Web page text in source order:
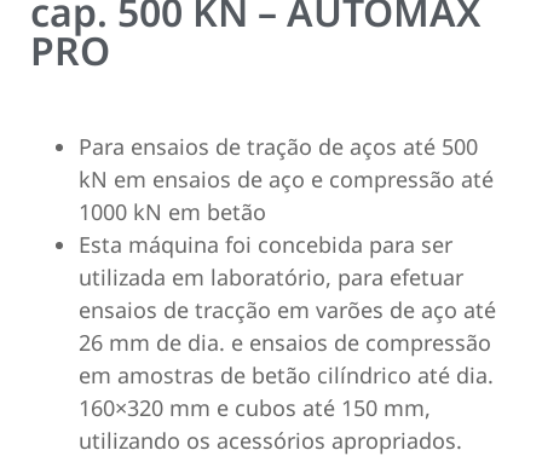
cap. 500 KN – AUTOMAX
PRO
Para ensaios de tração de aços até 500
kN em ensaios de aço e compressão até
1000 kN em betão
Esta máquina foi concebida para ser
utilizada em laboratório, para efetuar
ensaios de tracção em varões de aço até
26 mm de dia. e ensaios de compressão
em amostras de betão cilíndrico até dia.
160×320 mm e cubos até 150 mm,
utilizando os acessórios apropriados.